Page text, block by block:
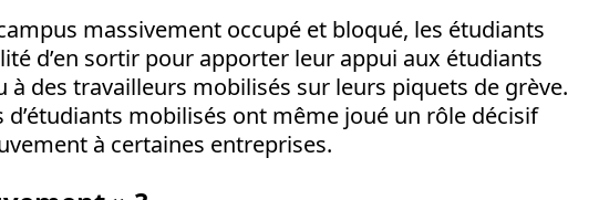
massivement occupé et bloqué, les étudiants
d’en sortir pour apporter leur appui aux étudiants
à des travailleurs mobilisés sur leurs piquets de grève.
d’étudiants mobilisés ont même joué un rôle décisif
à certaines entreprises.